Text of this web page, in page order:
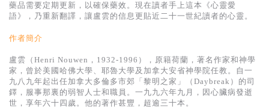
基道 Top 50
藥品需要定期更新，以確保藥效。現在讀者手上這本《心靈愛
語》，乃重新翻譯，讓盧雲的信息更貼近二十一世紀讀者的心靈。
作者簡介
盧雲（Henri Nouwen，1932-1996），原籍荷蘭，著名作家和神學
家，曾於美國哈佛大學、耶魯大學及加拿大安省神學院任教。自一
九八九年起出任加拿大多倫多市郊「黎明之家」（Daybreak）的司
鐸，服事那裏的弱智人士和職員。一九九六年九月，因心臟病發逝
世，享年六十四歲。他的著作甚豐，超逾三十本。